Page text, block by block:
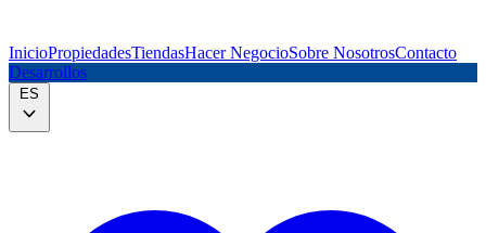
InicioPropiedadesTiendasHacer NegocioSobre NosotrosContacto
Desarrollos